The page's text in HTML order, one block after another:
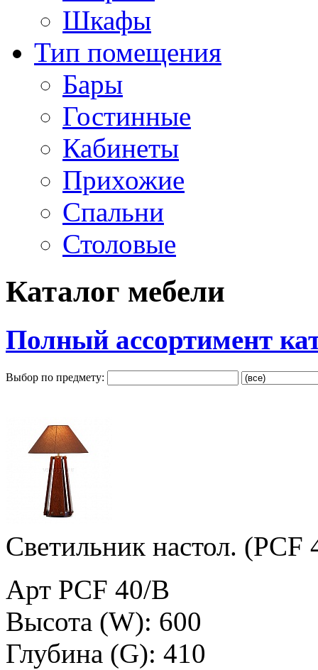
Шкафы
Тип помещения
Бары
Гостинные
Кабинеты
Прихожие
Спальни
Столовые
Каталог мебели
Полный ассортимент
Выбор по предмету:
Светильник настол. (PCF
Арт PCF 40/B
Высота (W): 600
Глубина (G): 410